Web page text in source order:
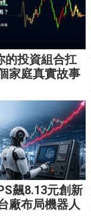
的投資組合扛
家庭真實故事
飆8.13元創新
廠布局機器人